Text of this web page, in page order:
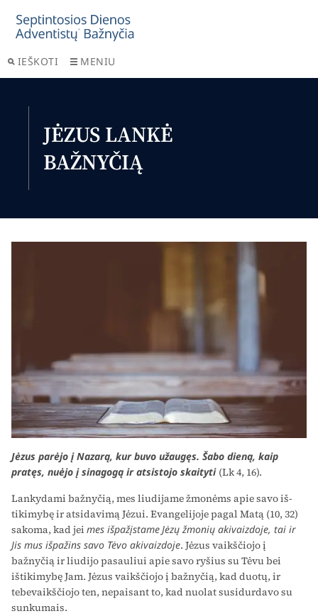
IEŠKOTI MENIU
JĖZUS LANKĖ
BAŽNYČIĄ
Jėzus parėjo į Nazarą, kur buvo užaugęs. Šabo dieną, kaip
pratęs, nuėjo į sinagogą ir atsistojo skaityti (Lk 4, 16).
Lankydami bažnyčią, mes liudijame žmonėms apie savo iš­
tikimybę ir atsidavimą Jėzui. Evangelijoje pagal Matą (10, 32)
sa­koma, kad jei mes išpažįstameJėzų žmonių akivaizdoje, tai ir
Jis mus išpažins savo Tėvo akivaizdoje. Jėzus vaikščiojo į
bažnyčią ir liudijo pasauliui apie savo ryšius su Tėvu bei
ištikimybę Jam. Jėzus vaikščiojo į bažnyčią, kad duotų, ir
tebevaikščiojo ten, ne­paisant to, kad nuolat susidurdavo su
sunkumais.